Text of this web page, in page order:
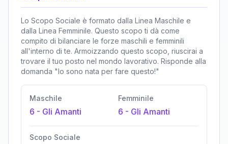
Lo Scopo Sociale è formato dalla Linea Maschile e
dalla Linea Femminile. Questo scopo ti dà come
compito di bilanciare le forze maschili e femminili
all'interno di te. Armoizzando questo scopo, riuscirai a
trovare il tuo posto nel mondo lavorativo. Risponde alla
domanda "Io sono nata per fare questo!"
Maschile
6 - Gli Amanti
Femminile
6 - Gli Amanti
Scopo Sociale